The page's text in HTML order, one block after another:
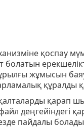
қоспау
жұмысын
құралды
қарап
деңгейіндегі
пайдалы